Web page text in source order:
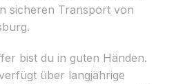
sicheren Transport von
bist du in guten Händen.
über langjährige